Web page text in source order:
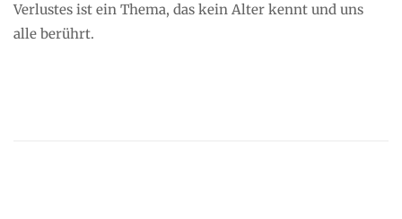
Verlustes ist ein Thema, das kein Alter kennt und uns
alle berührt.